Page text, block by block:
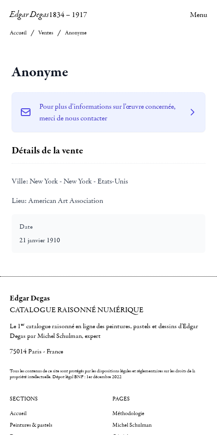
Edgar Degas1834– 1917 Menu
Accueil Ventes Anonyme
Anonyme
Pour plus d'informations sur l'œuvre concernée,
merci de nous contacter
Détails de la vente
Ville: New York - New York - Etats-Unis
Lieu: American Art Association
Date
21 janvier 1910
Edgar Degas
CATALOGUE RAISONNÉ NUMÉRIQUE
Le 1er catalogue raisonné en ligne des peintures, pastels et dessins d'Edgar
Degas par Michel Schulman, expert
75014 Paris - France
Tous les contenus de ce site sont protégés par les dispositions légales et réglementaires sur les droits de la
propriété intellectuelle.Dépot légal BNF : 1er décembre 2022
SECTIONS
Accueil
Peintures & pastels
PAGES
Méthodologie
Michel Schulman